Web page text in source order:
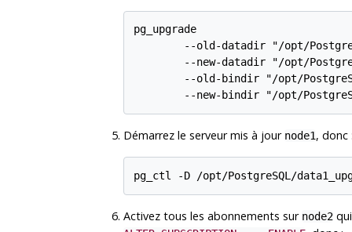
pg_upgrade
--old-datadir "/opt/
--new-datadir "/opt/
--old-bindir "/opt/
Démarrez le serveur mis à jour node1, donc
Activez tous les abonnements sur node2qui